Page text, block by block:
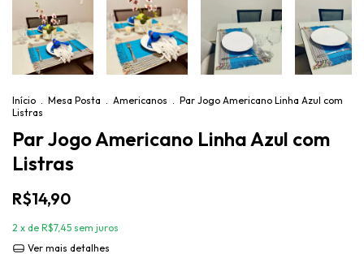
Início . Mesa Posta . Americanos . Par Jogo Americano Linha Azul com
Listras
Par Jogo Americano Linha Azul com
Listras
R$14,90
2 x de R$7,45 sem juros
Ver mais detalhes